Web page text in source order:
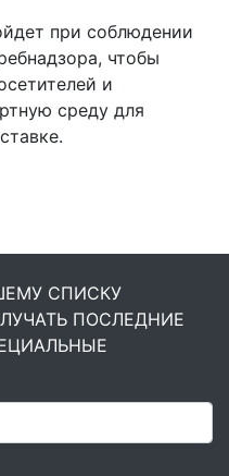
при соблюдении
чтобы
и
среду для
СПИСКУ
ПОСЛЕДНИЕ